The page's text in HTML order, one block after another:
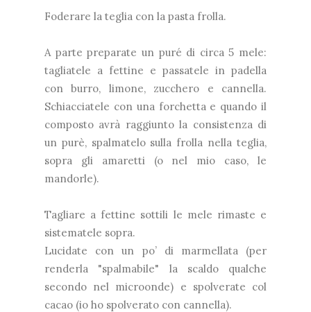
Foderare la teglia con la pasta frolla.
A parte preparate un puré di circa 5 mele:
tagliatele a fettine e passatele in padella
con burro, limone, zucchero e cannella.
Schiacciatele con una forchetta e quando il
composto avrà raggiunto la consistenza di
un purè, spalmatelo sulla frolla nella teglia,
sopra gli amaretti (o nel mio caso, le
mandorle).
Tagliare a fettine sottili le mele rimaste e
sistematele sopra.
Lucidate con un po’ di marmellata (per
renderla "spalmabile" la scaldo qualche
secondo nel microonde) e spolverate col
cacao (io ho spolverato con cannella).